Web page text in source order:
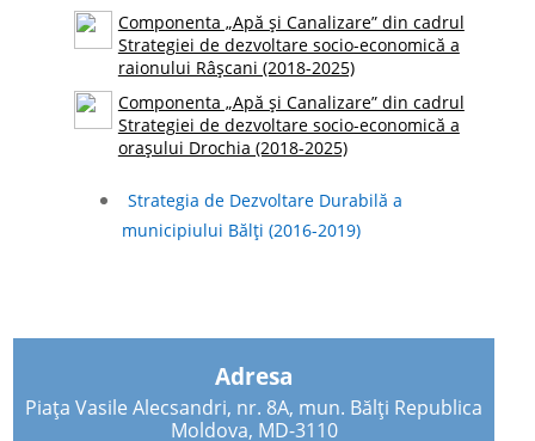
Componenta „Apă și Canalizare” din cadrul
Strategiei de dezvoltare socio-economică a
raionului Râșcani (2018-2025)
Componenta „Apă și Canalizare” din cadrul
Strategiei de dezvoltare socio-economică a
orașului Drochia (2018-2025)
Strategia de Dezvoltare Durabilă a
municipiului Bălţi (2016-2019)
Adresa
Piața Vasile Alecsandri, nr. 8A, mun. Bălți Republica
Moldova, MD-3110